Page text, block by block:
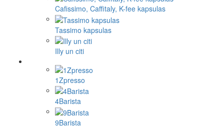
Cafissimo, Caffitaly, K-fee kapsulas
Tassimo kapsulas
Illy un citi
1Zpresso
4Barista
9Barista